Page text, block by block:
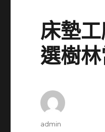
床墊
選樹
作
admin